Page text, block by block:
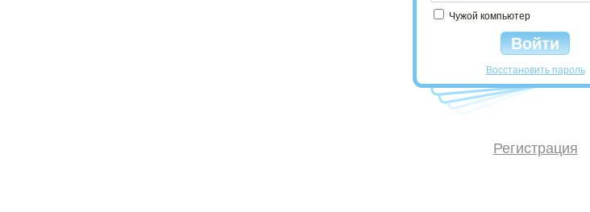
Чужой компьютер
Восстановить пароль
Регистрация